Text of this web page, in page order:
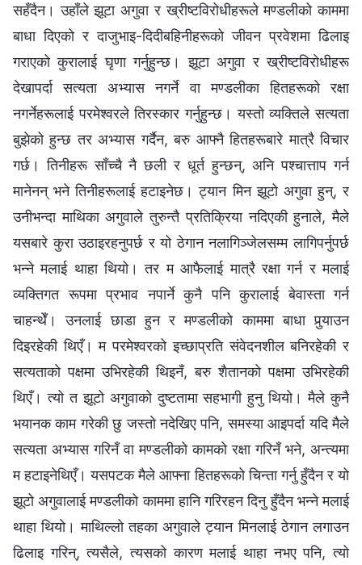
सहँदैन। उहाँले झूटा अगुवा र ख्रीष्टविरोधीहरूले मण्डलीको काममा
बाधा दिएको र दाजुभाइ-दिदीबहिनीहरूको जीवन प्रवेशमा ढिलाइ
गराएको कुरालाई घृणा गर्नुहुन्छ। झूटा अगुवा र ख्रीष्टविरोधीहरू
देखापर्दा सत्यता अभ्यास नगर्ने वा मण्डलीका हितहरूको रक्षा
नगर्नेहरूलाई परमेश्‍वरले तिरस्कार गर्नुहुन्छ। यस्तो व्यक्तिले सत्यता
बुझेको हुन्छ तर अभ्यास गर्दैन, बरु आफ्‍नै हितहरूबारे मात्रै विचार
गर्छ। तिनीहरू साँच्‍चै नै छली र धूर्त हुन्छन्, अनि पश्‍चात्ताप गर्न
मानेनन् भने तिनीहरूलाई हटाइनेछ। ट्यान मिन झूटो अगुवा हुन्, र
उनीभन्दा माथिका अगुवाले तुरुन्तै प्रतिक्रिया नदिएकी हुनाले, मैले
यसबारे कुरा उठाइरहनुपर्छ र यो ठेगान नलागिञ्‍जेलसम्‍म लागिपर्नुपर्छ
भन्‍ने मलाई थाहा थियो। तर म आफैलाई मात्रै रक्षा गर्न र मलाई
व्यक्तिगत रूपमा प्रभाव नपार्ने कुनै पनि कुरालाई बेवास्ता गर्न
चाहन्थेँ। उनलाई छाडा हुन र मण्डलीको काममा बाधा पुर्‍याउन
दिइरहेकी थिएँ। म परमेश्‍वरको इच्छाप्रति संवेदनशील बनिरहेकी र
सत्यताको पक्षमा उभिरहेकी थिइनँ, बरु शैतानको पक्षमा उभिरहेकी
थिएँ। त्यो त झूटो अगुवाको दुष्टतामा सहभागी हुनु थियो। मैले कुनै
भयानक काम गरेकी छु जस्तो नदेखिए पनि, समस्या आइपर्दा यदि मैले
सत्यता अभ्यास गरिनँ वा मण्डलीको कामको रक्षा गरिनँ भने, अन्त्यमा
म हटाइनेथिएँ। यसपटक मैले आफ्‍ना हितहरूको चिन्ता गर्नु हुँदैन र यो
झूटो अगुवालाई मण्डलीको काममा हानि गरिरहन दिनु हुँदैन भन्‍ने मलाई
थाहा थियो। माथिल्‍लो तहका अगुवाले ट्यान मिनलाई ठेगान लगाउन
ढिलाइ गरिन्, त्यसैले, त्यसको कारण मलाई थाहा नभए पनि, त्यो